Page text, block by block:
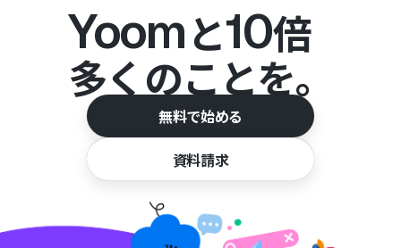
Yoomと10倍
多くのことを。
無料で始める
資料請求